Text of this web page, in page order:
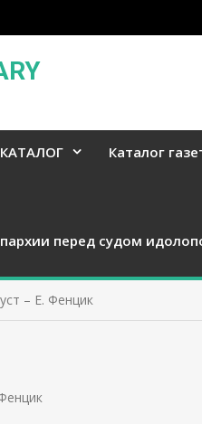
Каталог
перед судом
– Е. Фенцик